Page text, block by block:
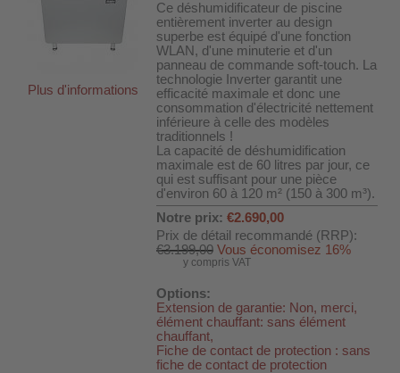
Plus d'informations
Ce déshumidificateur de piscine
entièrement inverter au design
superbe est équipé d'une fonction
WLAN, d'une minuterie et d'un
panneau de commande soft-touch. La
technologie Inverter garantit une
efficacité maximale et donc une
consommation d'électricité nettement
inférieure à celle des modèles
traditionnels !
La capacité de déshumidification
maximale est de 60 litres par jour, ce
qui est suffisant pour une pièce
d'environ 60 à 120 m² (150 à 300 m³).
Notre prix: €2.690,00
Prix de détail recommandé (RRP):
€3.199,00 Vous économisez 16%
y compris VAT
Options:
Extension de garantie: Non, merci,
élément chauffant: sans élément
chauffant,
Fiche de contact de protection : sans
fiche de contact de protection